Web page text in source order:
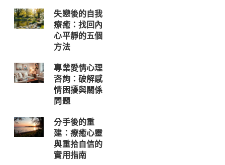
失戀後的自我
療癒：找回內
心平靜的五個
方法
專業愛情心理
咨詢：破解感
情困擾與關係
問題
分手後的重
建：療癒心靈
與重拾自信的
實用指南